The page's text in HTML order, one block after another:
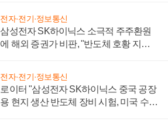
전자·전기·정보통신
삼성전자 SK하이닉스 소극적 주주환원
에 해외 증권가 비판, "반도체 호황 지속
전자·전기·정보통신
로이터 "삼성전자 SK하이닉스 중국 공장
용 현지 생산 반도체 장비 시험, 미국 수출